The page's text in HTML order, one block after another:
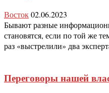
Восток02.06.2023
Бывают разные
становятся, если по той же
раз «выстрелили» два
Переговоры нашей